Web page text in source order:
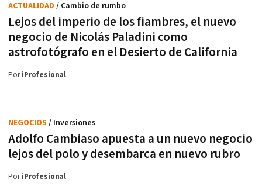
Lejos del imperio de los fiambres, el nuevo
negocio de Nicolás Paladini como
astrofotógrafo en el Desierto de California
ACTUALIDAD / Cambio de rumbo
PoriProfesional
Adolfo Cambiaso apuesta a un nuevo negocio
lejos del polo y desembarca en nuevo rubro
NEGOCIOS / Inversiones
PoriProfesional